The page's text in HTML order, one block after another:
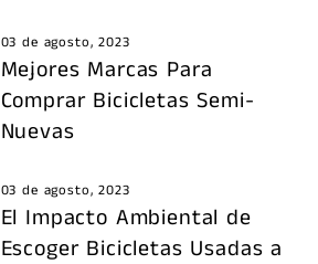
03 de agosto, 2023
Mejores Marcas Para
Comprar Bicicletas Semi-
Nuevas
03 de agosto, 2023
El Impacto Ambiental de
Escoger Bicicletas Usadas a